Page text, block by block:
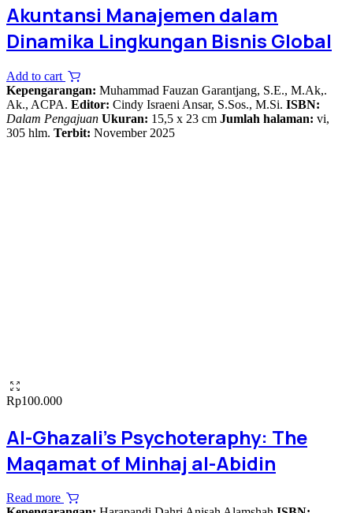
Akuntansi Manajemen dalam
Dinamika Lingkungan Bisnis Global
Add to cart
Kepengarangan: Muhammad Fauzan Garantjang, S.E., M.Ak,.
Ak., ACPA. Editor: Cindy Israeni Ansar, S.Sos., M.Si. ISBN:
Dalam Pengajuan Ukuran: 15,5 x 23 cm Jumlah halaman: vi,
305 hlm. Terbit: November 2025
Rp100.000
Al-Ghazali’s Psychoteraphy: The
Maqamat of Minhaj al-Abidin
Read more